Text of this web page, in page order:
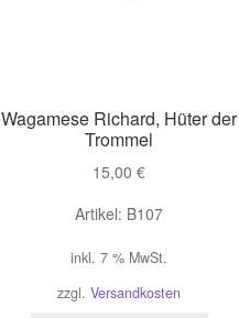
Wagamese Richard, Hüter der
Trommel
15,00€
Artikel: B107
inkl. 7 % MwSt.
zzgl.Versandkosten